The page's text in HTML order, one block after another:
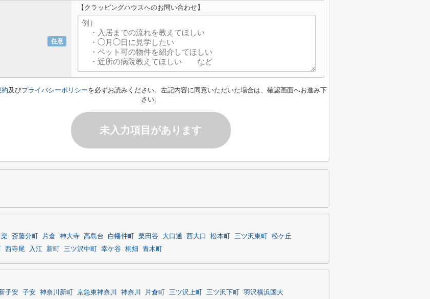
任意
【クラッピングハウスへのお問い合わせ】
及びプライバシーポリシーを必ずお読みください。左記内容に同意いただいた場合は、確認画面へお進み下
さい。
未入力項目があります
楽 斎藤分町 片倉 神大寺 高島台 白幡仲町 栗田谷 大口通 西大口 松本町 三ツ沢東町
松ケ丘
西寺尾 入江 新町 三ツ沢中町 幸ケ谷 桐畑 青木町
子安 子安 神奈川新町 京急東神奈川 神奈川 片倉町 三ツ沢上町 三ツ沢下町 羽沢横浜国大